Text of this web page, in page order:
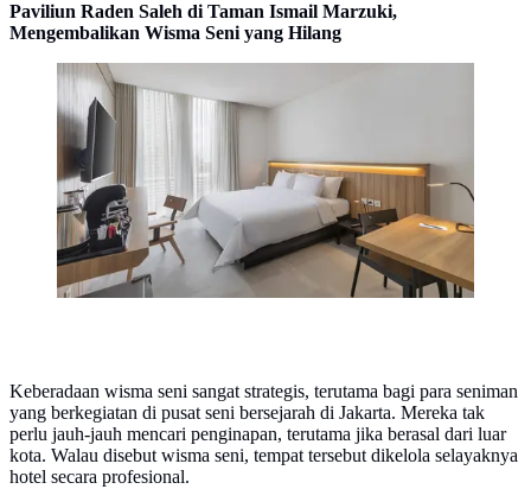
Paviliun Raden Saleh di Taman Ismail Marzuki,
Mengembalikan Wisma Seni yang Hilang
Tipe kamar Suite di Paviliun Raden Saleh, Artotel
Curated, kawasan Taman Ismail Marzuki (TIM)
Jakarta. (dok. Artotel)
Keberadaan wisma seni sangat strategis, terutama bagi para seniman
yang berkegiatan di pusat seni bersejarah di Jakarta. Mereka tak
perlu jauh-jauh mencari penginapan, terutama jika berasal dari luar
kota. Walau disebut wisma seni, tempat tersebut dikelola selayaknya
hotel secara profesional.